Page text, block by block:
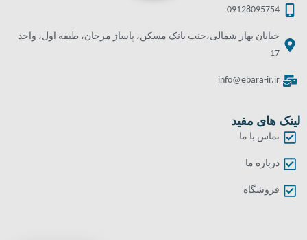
09128095754
خیابان بهار شمالی،جنب بانک مسکن، پاساژ مرجان، طبقه اول، واحد
17
info@ebara-ir.ir
لینک های مفید
تماس با ما
درباره ما
فروشگاه